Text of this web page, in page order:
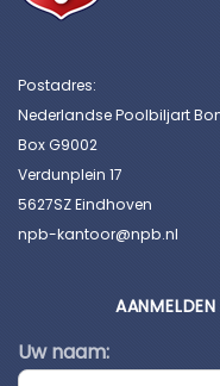
Postadres:
Nederlandse Poolbiljart
Box G9002
Verdunplein 17
5627SZ Eindhoven
npb-kantoor@npb.nl
Uw naam: